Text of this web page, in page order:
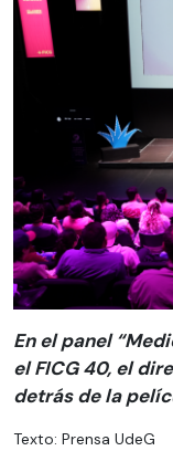
En el panel
el FICG 40, el
detrás de la
Texto: Prensa UdeG